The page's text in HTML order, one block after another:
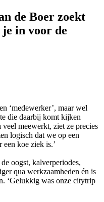
de Boer zoekt
in voor de
‘medewerker’, maar wel
die daarbij komt kijken
meewerkt, ziet ze precies
logisch dat we op een
een koe ziek is.’
oogst, kalverperiodes,
qua werkzaamheden én is
‘Gelukkig was onze citytrip